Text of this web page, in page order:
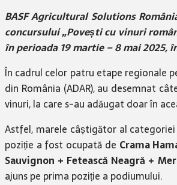
BASF Agricultural Solutions
concursului „Povești cu vinuri
în perioada 19 martie – 8 mai 2025,
În cadrul celor patru etape regionale
din România (ADAR), au desemnat
vinuri, la care s-au adăugat doar în
Astfel, marele câștigător al
poziție a fost ocupată de Crama
Sauvignon + Fetească Neagră +
ajuns pe prima poziție a podiumului.